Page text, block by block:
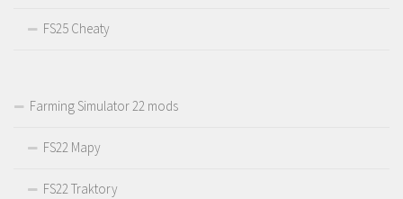
FS25 Cheaty
Farming Simulator 22 mods
FS22 Mapy
FS22 Traktory